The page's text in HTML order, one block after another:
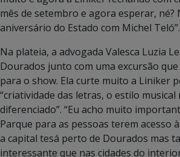
mês de setembro e agora esperar, né?
aniversário do Estado com Michel Teló”.
Na plateia, a advogada Valesca Luzia
Dourados junto com uma excursão
para o show. Ela curte muito a Liniker
“criatividade das letras, o estilo musical
diferenciado”. “Eu acho muito
Parque para as pessoas terem acesso
a capital tesá perto de Dourados mas
interessante que nas cidades do